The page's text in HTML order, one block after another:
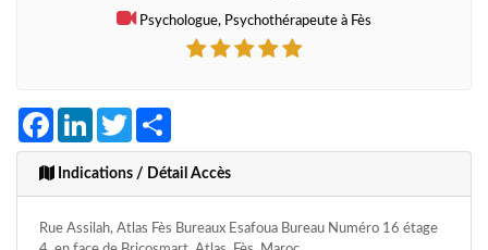
Psychologue, Psychothérapeute à Fès
FacebookLinkedInTwitter
Indications / Détail Accès
Rue Assilah, Atlas Fès Bureaux Esafoua Bureau Numéro 16 étage